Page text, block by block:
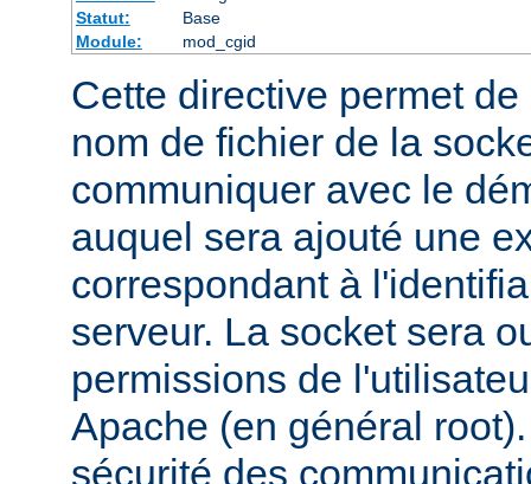
Statut:
Base
Module:
mod_cgid
Cette directive permet
nom de fichier de la
communiquer avec le
auquel sera ajouté une
correspondant à
serveur. La socket sera
permissions de
Apache (en général
sécurité des